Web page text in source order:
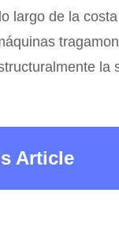
largo de la
la
Article